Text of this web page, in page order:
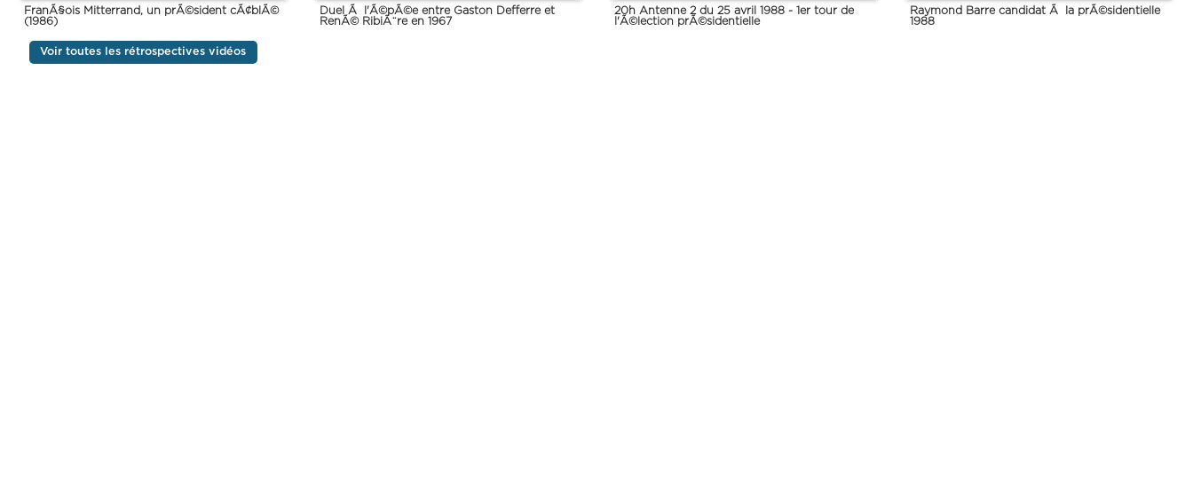
FranÃ§ois Mitterrand, un prÃ©sident cÃ¢blÃ©
(1986)
Duel Ã l'Ã©pÃ©e entre Gaston Defferre et
RenÃ© RibiÃ¨re en 1967
20h Antenne 2 du 25 avril 1988 - 1er tour de
l'Ã©lection prÃ©sidentielle
Raymond Barre candidat Ã la prÃ©sidentielle
1988
Voir toutes les rétrospectives vidéos